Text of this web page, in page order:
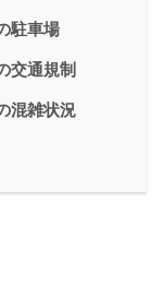
駐車場
交通規制
混雑状況